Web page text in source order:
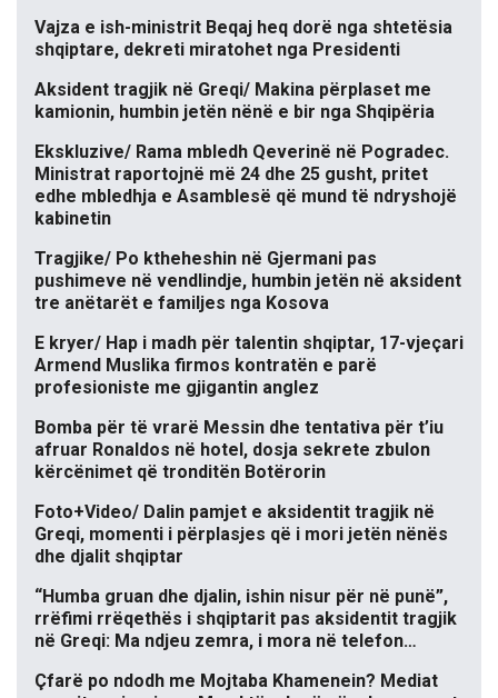
Vajza e ish-ministrit Beqaj heq dorë nga shtetësia
shqiptare, dekreti miratohet nga Presidenti
Aksident tragjik në Greqi/ Makina përplaset me
kamionin, humbin jetën nënë e bir nga Shqipëria
Ekskluzive/ Rama mbledh Qeverinë në Pogradec.
Ministrat raportojnë më 24 dhe 25 gusht, pritet
edhe mbledhja e Asamblesë që mund të ndryshojë
kabinetin
Tragjike/ Po ktheheshin në Gjermani pas
pushimeve në vendlindje, humbin jetën në aksident
tre anëtarët e familjes nga Kosova
E kryer/ Hap i madh për talentin shqiptar, 17-vjeçari
Armend Muslika firmos kontratën e parë
profesioniste me gjigantin anglez
Bomba për të vrarë Messin dhe tentativa për t’iu
afruar Ronaldos në hotel, dosja sekrete zbulon
kërcënimet që tronditën Botërorin
Foto+Video/ Dalin pamjet e aksidentit tragjik në
Greqi, momenti i përplasjes që i mori jetën nënës
dhe djalit shqiptar
“Humba gruan dhe djalin, ishin nisur për në punë”,
rrëfimi rrëqethës i shqiptarit pas aksidentit tragjik
në Greqi: Ma ndjeu zemra, i mora në telefon…
Çfarë po ndodh me Mojtaba Khamenein? Mediat